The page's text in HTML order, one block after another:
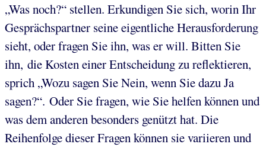
„Was noch?“ stellen. Erkundigen Sie sich, worin Ihr
Gesprächspartner seine eigentliche Herausforderung
sieht, oder fragen Sie ihn, was er will. Bitten Sie
ihn, die Kosten einer Entscheidung zu reflektieren,
sprich „Wozu sagen Sie Nein, wenn Sie dazu Ja
sagen?“. Oder Sie fragen, wie Sie helfen können und
was dem anderen besonders genützt hat. Die
Reihenfolge dieser Fragen können sie variieren und